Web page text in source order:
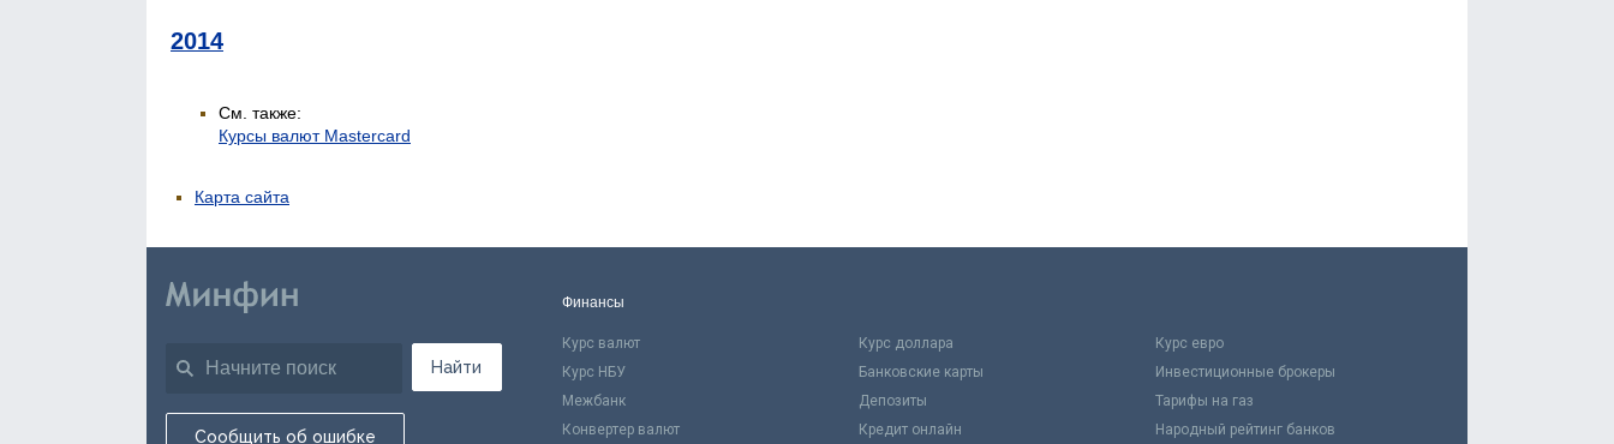
2014
См. также:
Курсы валют Mastercard
Карта сайта
Найти
Сообщить об ошибке
Финансы
Курс валют Курс доллара
Курс евро
Курс НБУ
Банковские карты
Инвестиционные брокеры
Межбанк
Депозиты
Тарифы на газ
Конвертер валют
Кредит онлайн Народный рейтинг банков